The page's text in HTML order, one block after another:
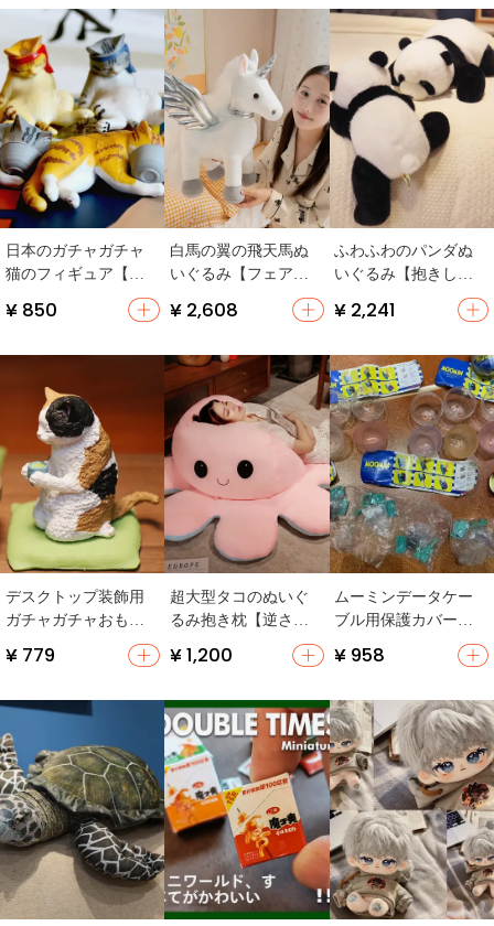
日本のガチャガチャ
猫のフィギュア【酔
勢】
¥ 850
白馬の翼の飛天馬ぬ
いぐるみ【フェアリ
ーユニコーン・婚礼
装飾用】
¥ 2,608
ふわふわのパンダぬ
いぐるみ【抱きしめ
用・寝る時用・熊猫
基地のお土産】
¥ 2,241
デスクトップ装飾用
ガチャガチャおもち
ゃ 三毛猫・オレンジ
猫・白猫・グレー猫
¥ 779
超大型タコのぬいぐ
るみ抱き枕【逆さ
ま・かわいいデザイ
ン・極上の柔らか
¥ 1,200
ムーミンデータケー
ブル用保護カバー
【充電用クリップ付
き】
¥ 958